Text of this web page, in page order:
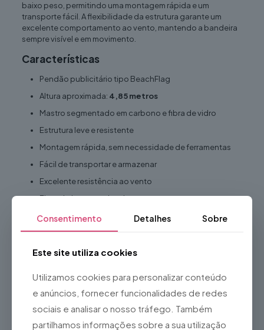
baixo peso, permitindo uma montagem rápida e um
transporte fácil. A flexibilidade da estrutura garante um
excelente comportamento ao vento, mantendo a bandeira
sempre visível e em movimento.
Características
Pendão publicitário tipo BeachFlag
Altura aproximada: 4,85 metros
Mastro segmentado em carbono e fibra de vidro
Estrutura leve e resistente
Montagem rápida, sem necessidade de ferramentas
Fácil de transportar e armazenar
Excelente resistência ao vento
Elevado impacto visual
Reutilizável
Adequado para utilização em interiores e exteriores
Ideal para
Eventos corporativos
Feiras e exposições
Festivais
Competições desportivas
Consentimento Detalhes Sobre
Este site utiliza cookies
Utilizamos cookies para personalizar conteúdo
e anúncios, fornecer funcionalidades de redes
sociais e analisar o nosso tráfego. Também
partilhamos informações sobre a sua utilização